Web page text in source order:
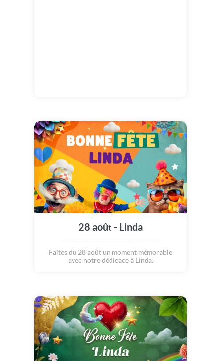
28 août - Linda
Faites du 28 août un moment mémorable
avec notre dédicace à Linda.